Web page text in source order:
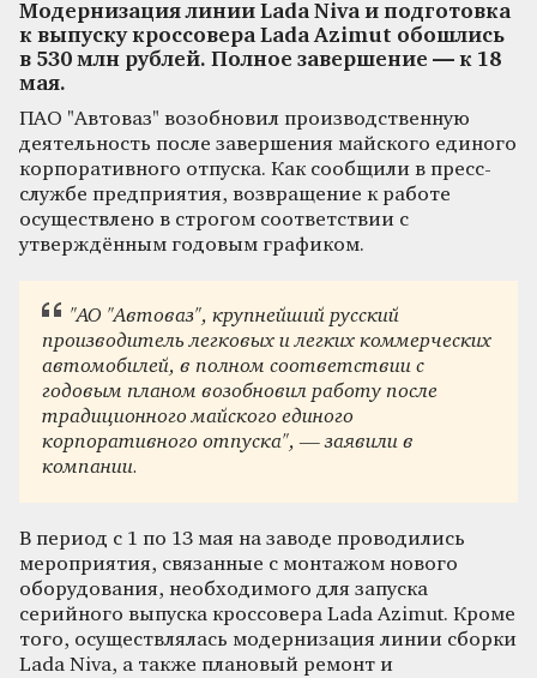
Модернизация линии Lada Niva и подготовка
к выпуску кроссовера Lada Azimut обошлись
в 530 млн рублей. Полное завершение — к 18
мая.
ПАО "Автоваз" возобновил производственную
деятельность после завершения майского единого
корпоративного отпуска. Как сообщили в пресс-
службе предприятия, возвращение к работе
осуществлено в строгом соответствии с
утверждённым годовым графиком.
"АО "Автоваз", крупнейший русский
производитель легковых и легких коммерческих
автомобилей, в полном соответствии с
годовым планом возобновил работу после
традиционного майского единого
корпоративного отпуска", — заявили в
компании.
В период с 1 по 13 мая на заводе проводились
мероприятия, связанные с монтажом нового
оборудования, необходимого для запуска
серийного выпуска кроссовера Lada Azimut. Кроме
того, осуществлялась модернизация линии сборки
Lada Niva, а также плановый ремонт и